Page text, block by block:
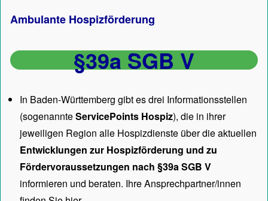
Ambulante Hospizförderung
§39a SGB V
In Baden-Württemberg gibt es drei Informationsstellen
(sogenannteServicePoints Hospiz), die in ihrer
jeweiligen Region alle Hospizdienste über die aktuellen
Entwicklungen zur Hospizförderung und zu
Fördervoraussetzungen nach §39a SGB V
informieren und beraten. Ihre Ansprechpartner/innen